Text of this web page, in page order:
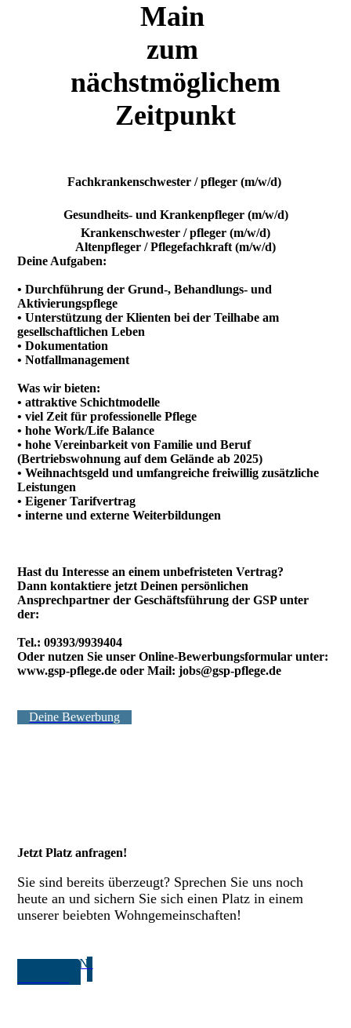
Main
zum
nächstmöglichem
Zeitpunkt
Fachkrankenschwester / pfleger (m/w/d)
Gesundheits- und Krankenpfleger (m/w/d)
Krankenschwester / pfleger (m/w/d)
Altenpfleger / Pflegefachkraft (m/w/d)
Deine Aufgaben:
• Durchführung der Grund-, Behandlungs- und
Aktivierungspflege
• Unterstützung der Klienten bei der Teilhabe am
gesellschaftlichen Leben
• Dokumentation
• Notfallmanagement
Was wir bieten:
• attraktive Schichtmodelle
• viel Zeit für professionelle Pflege
• hohe Work/Life Balance
• hohe Vereinbarkeit von Familie und Beruf
(Bertriebswohnung auf dem Gelände ab 2025)
• Weihnachtsgeld und umfangreiche freiwillig zusätzliche
Leistungen
• Eigener Tarifvertrag
• interne und externe Weiterbildungen
Hast du Interesse an einem unbefristeten Vertrag?
Dann kontaktiere jetzt Deinen persönlichen
Ansprechpartner der Geschäftsführung der GSP unter
der:
Tel.: 09393/9939404
Oder nutzen Sie unser Online-Bewerbungsformular unter:
www.gsp-pflege.de oder Mail: jobs@gsp-pflege.de
Deine Bewerbung
Jetzt Platz anfragen!
Sie sind bereits überzeugt? Sprechen Sie uns noch
heute an und sichern Sie sich einen Platz in einem
unserer beiebten Wohngemeinschaften!
PLATZ AN­